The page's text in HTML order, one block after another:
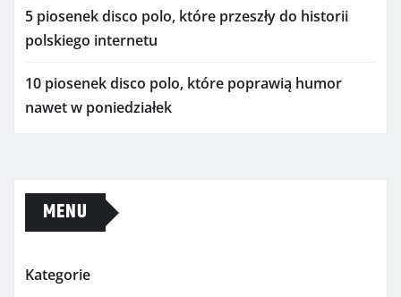
5 piosenek disco polo, które przeszły do historii
polskiego internetu
10 piosenek disco polo, które poprawią humor
nawet w poniedziałek
MENU
Kategorie